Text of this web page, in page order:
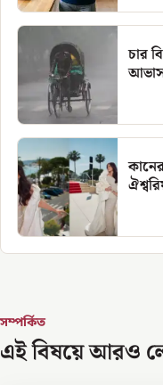
চার
সম্পর্কিত
এই বিষয়ে আরও